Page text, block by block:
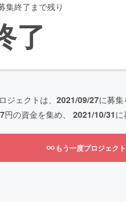
集終了まで残り
了
ジェクトは、 2021/09/27に募集
円の資金を集め、 2021/10/31
もう一度プロジェク